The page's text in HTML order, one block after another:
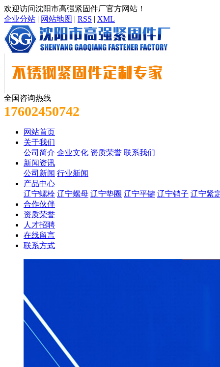
欢迎访问沈阳市高强紧固件厂官方网站！
企业分站 | 网站地图 | RSS | XML
全国咨询热线
17602450742
网站首页
关于我们
公司简介 企业文化 资质荣誉 联系我们
新闻资讯
公司新闻 行业新闻
产品中心
辽宁螺栓 辽宁螺母 辽宁垫圈 辽宁平键 辽宁销子 辽宁紧
合作伙伴
资质荣誉
人才招聘
在线留言
联系方式